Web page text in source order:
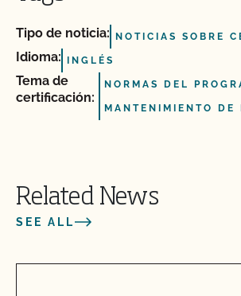
Tipo de noticia: NOTICIAS SOBRE
Idioma: INGLÉS
Tema de
certificación:
NORMAS DEL
MANTENIMIENTO DE
Related News
SEE ALL